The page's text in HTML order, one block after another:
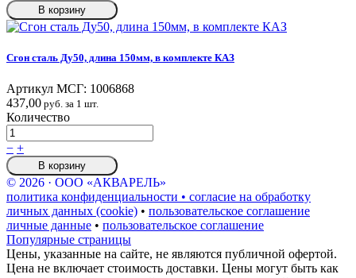
В корзину
Сгон сталь Ду50, длина 150мм, в комплекте КАЗ
Артикул МСГ: 1006868
437,00 руб. за 1 шт.
Количество
− +
В корзину
© 2026 · ООО «АКВАРЕЛЬ»
политика конфиденциальности • согласие на обработку
личных данных (cookie) • пользовательское соглашение
личные данные • пользовательское соглашение
Популярные страницы
Цены, указанные на сайте, не являются публичной офертой.
Цена не включает стоимость доставки. Цены могут быть как